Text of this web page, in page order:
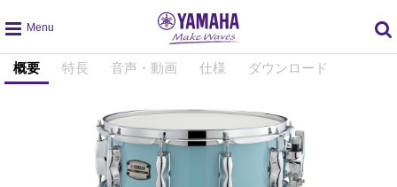
global
navigation
概要 特長 音声・動画 仕様 ダウンロード